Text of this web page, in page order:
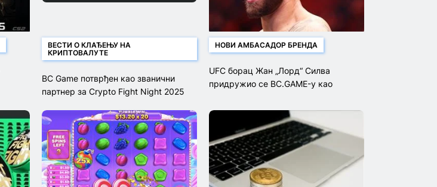
ВЕСТИ О КЛАЂЕЊУ НА
КРИПТОВАЛУТЕ
BC Game потврђен као званични
партнер за Crypto Fight Night 2025
НОВИ АМБАСАДОР БРЕНДА
UFC борац Жан „Лорд“ Силва
придружио се BC.GAME-у као